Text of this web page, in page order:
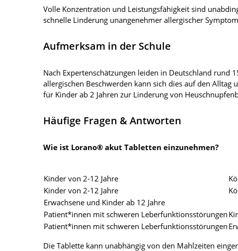
Volle Konzentration und Leistungsfähigkeit sind
schnelle Linderung unangenehmer allergischer
Aufmerksam in der Schule
Nach Expertenschätzungen leiden in Deutschland rund
allergischen Beschwerden kann sich dies auf den
für Kinder ab 2 Jahren zur Linderung von
Häufige Fragen & Antworten
Wie ist Lorano® akut Tabletten einzunehmen?
Kinder von 2-12 Jahre
Kinder von 2-12 Jahre
Erwachsene und Kinder ab 12 Jahre
Patient*innen mit schweren Leberfunktionsstörungen
Patient*innen mit schweren Leberfunktionsstörungen
Die Tablette kann unabhängig von den Mahlzeiten